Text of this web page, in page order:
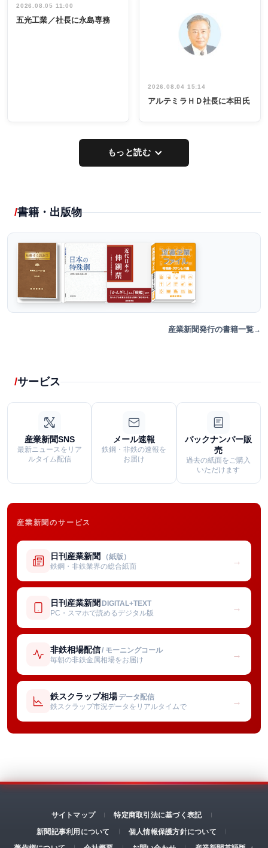
インタビュ
ー／社内ア
祝う 業界関
係者ら220人
出席
2026.08.05 11:00
五光工業／社長に永島専務
2026.08.04 15:14
アルテミラＨＤ社長に本田氏
もっと読む
書籍・出版物
産業新聞発行の書籍一覧
サービス
産業新聞SNS
最新ニュースをリア
ルタイム配信
メール速報
鉄鋼・非鉄の速報を
お届け
バックナンバー販
売
過去の紙面をご購入
いただけます
産業新聞のサービス
日刊産業新聞 （紙版）
鉄鋼・非鉄業界の総合紙面
→
日刊産業新聞 DIGITAL+TEXT
PC・スマホで読めるデジタル版
→
非鉄相場配信/ モーニングコール
毎朝の非鉄金属相場をお届け
→
鉄スクラップ相場 データ配信
鉄スクラップ市況データをリアルタイムで
→
サイトマップ
特定商取引法に基づく表記
新聞記事利用について
個人情報保護方針について